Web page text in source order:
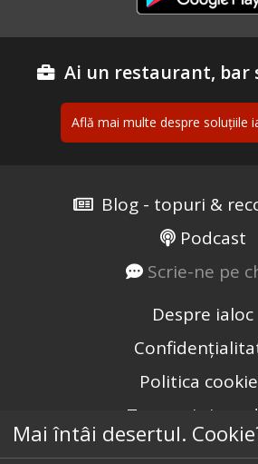
Ai un restaurant, bar
Află mai multe despre soluțiile
Blog - topuri &
Podcast
Scrie-ne pe
Despre ialoc
Politica
Termeni și
A.N.P.C.
Mai întâi desertul.